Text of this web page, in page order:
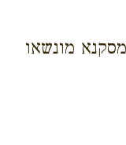
מונשאו